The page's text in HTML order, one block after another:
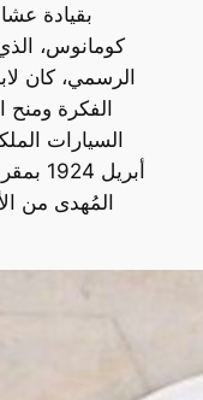
بقيادة
كومانوس،
الرسمي، كان
الفكرة ومنح
المُهدى من